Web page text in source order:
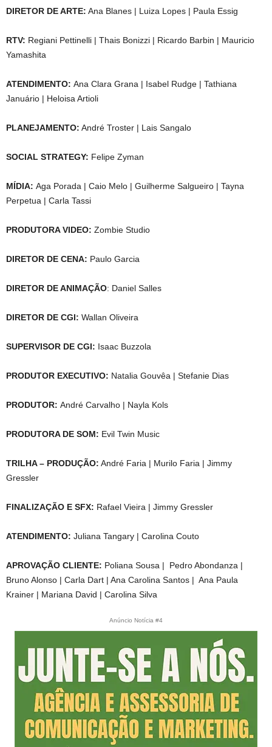
DIRETOR DE ARTE: Ana Blanes | Luiza Lopes | Paula Essig
RTV: Regiani Pettinelli | Thais Bonizzi | Ricardo Barbin | Mauricio
Yamashita
ATENDIMENTO: Ana Clara Grana | Isabel Rudge | Tathiana
Januário | Heloisa Artioli
PLANEJAMENTO: André Troster | Lais Sangalo
SOCIAL STRATEGY: Felipe Zyman
MÍDIA: Aga Porada | Caio Melo | Guilherme Salgueiro | Tayna
Perpetua | Carla Tassi
PRODUTORA VIDEO: Zombie Studio
DIRETOR DE CENA: Paulo Garcia
DIRETOR DE ANIMAÇÃO: Daniel Salles
DIRETOR DE CGI: Wallan Oliveira
SUPERVISOR DE CGI: Isaac Buzzola
PRODUTOR EXECUTIVO: Natalia Gouvêa | Stefanie Dias
PRODUTOR: André Carvalho | Nayla Kols
PRODUTORA DE SOM: Evil Twin Music
TRILHA – PRODUÇÃO: André Faria | Murilo Faria | Jimmy
Gressler
FINALIZAÇÃO E SFX: Rafael Vieira | Jimmy Gressler
ATENDIMENTO: Juliana Tangary | Carolina Couto
APROVAÇÃO CLIENTE: Poliana Sousa | Pedro Abondanza |
Bruno Alonso | Carla Dart | Ana Carolina Santos | Ana Paula
Krainer | Mariana David | Carolina Silva
Anúncio Notícia #4